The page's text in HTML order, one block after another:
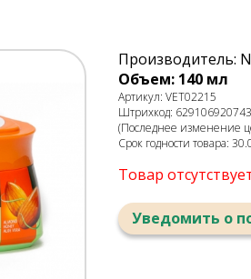
Производитель:
Объем: 140 мл
Артикул: VET02215
Штрихкод:
(Последнее изменение
Срок годности товара:
Товар
Уведомить о